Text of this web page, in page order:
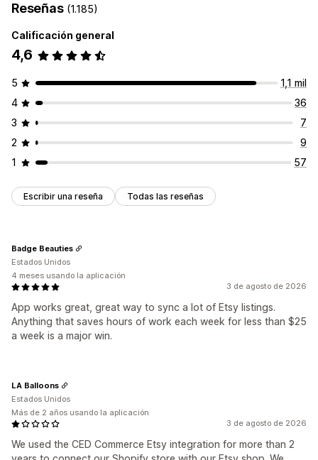
Reseñas (1.185)
Calificación general
4,6
5
1,1 mil
4
36
3
7
2
9
1
57
Escribir una reseña Todas las reseñas
3 de agosto de 2026
App works great, great way to sync a lot of Etsy listings.
Anything that saves hours of work each week for less than $25
a week is a major win.
Badge Beauties
Estados Unidos
4 meses usando la aplicación
3 de agosto de 2026
We used the CED Commerce Etsy integration for more than 2
LA Balloons
Estados Unidos
Más de 2 años usando la aplicación